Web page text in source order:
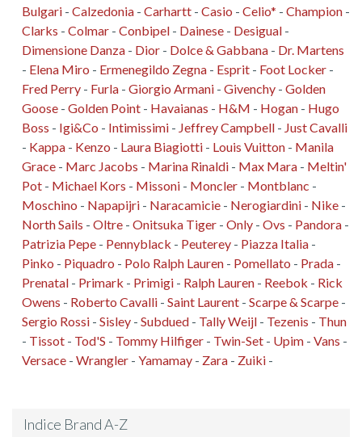
Bulgari - Calzedonia - Carhartt - Casio - Celio* - Champion -
Clarks - Colmar - Conbipel - Dainese - Desigual -
Dimensione Danza - Dior - Dolce & Gabbana - Dr. Martens
- Elena Miro - Ermenegildo Zegna - Esprit - Foot Locker -
Fred Perry - Furla - Giorgio Armani - Givenchy - Golden
Goose - Golden Point - Havaianas - H&M - Hogan - Hugo
Boss - Igi&Co - Intimissimi - Jeffrey Campbell - Just Cavalli
- Kappa - Kenzo - Laura Biagiotti - Louis Vuitton - Manila
Grace - Marc Jacobs - Marina Rinaldi - Max Mara - Meltin'
Pot - Michael Kors - Missoni - Moncler - Montblanc -
Moschino - Napapijri - Naracamicie - Nerogiardini - Nike -
North Sails - Oltre - Onitsuka Tiger - Only - Ovs - Pandora -
Patrizia Pepe - Pennyblack - Peuterey - Piazza Italia -
Pinko - Piquadro - Polo Ralph Lauren - Pomellato - Prada -
Prenatal - Primark - Primigi - Ralph Lauren - Reebok - Rick
Owens - Roberto Cavalli - Saint Laurent - Scarpe & Scarpe -
Sergio Rossi - Sisley - Subdued - Tally Weijl - Tezenis - Thun
- Tissot - Tod'S - Tommy Hilfiger - Twin-Set - Upim - Vans -
Versace - Wrangler - Yamamay - Zara - Zuiki -
Indice Brand A-Z